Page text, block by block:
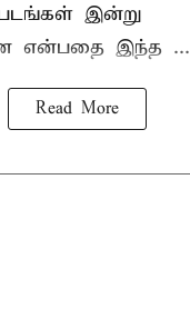
இன்று
என்பதை இந்த ...
Read More